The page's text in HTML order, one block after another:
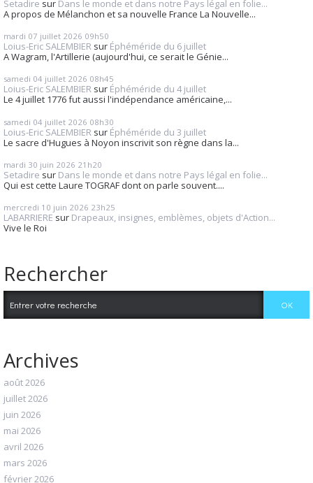
Setadire sur Dans le monde et dans notre Pays légal en folie...
A propos de Mélanchon et sa nouvelle France La Nouvelle...
mardi 07 juillet 2026 09h50
Loius-Eric SALEMBIER sur Éphéméride du 6 juillet
A Wagram, l'Artillerie (aujourd'hui, ce serait le Génie...
samedi 04 juillet 2026 08h45
Loius-Eric SALEMBIER sur Éphéméride du 4 juillet
Le 4 juillet 1776 fut aussi l'indépendance américaine,...
samedi 04 juillet 2026 08h30
Loius-Eric SALEMBIER sur Éphéméride du 3 juillet
Le sacre d'Hugues à Noyon inscrivit son règne dans la...
mardi 30 juin 2026 21h20
Setadire sur Dans le monde et dans notre Pays légal en folie...
Qui est cette Laure TOGRAF dont on parle souvent....
mercredi 10 juin 2026 23h25
LABARRIERE sur Drapeaux, insignes, emblèmes, objets d'Action...
Vive le Roi
Rechercher
Archives
août 2026
juillet 2026
juin 2026
mai 2026
avril 2026
mars 2026
février 2026